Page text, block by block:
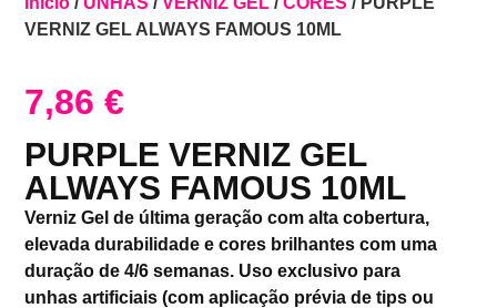
VERNIZ GEL ALWAYS FAMOUS 10ML
7,86€
PURPLE VERNIZ GEL
ALWAYS FAMOUS 10ML
Verniz Gel de última geração com alta cobertura,
elevada durabilidade e cores brilhantes com uma
duração de 4/6 semanas. Uso exclusivo para
unhas artificiais (com aplicação prévia de tips ou